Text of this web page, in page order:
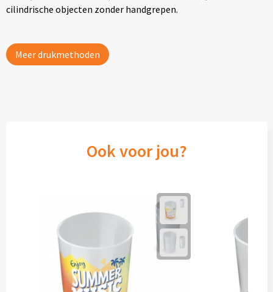
cilindrische objecten zonder handgrepen.
Meer drukmethoden
Ook voor jou?